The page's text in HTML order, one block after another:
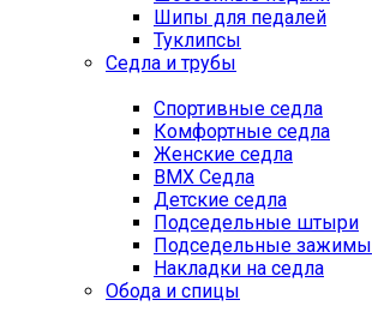
Шипы для педалей
Туклипсы
Седла и трубы
Спортивные седла
Комфортные седла
Женские седла
BMX Седла
Детские седла
Подседельные штыри
Подседельные зажимы
Накладки на седла
Обода и спицы